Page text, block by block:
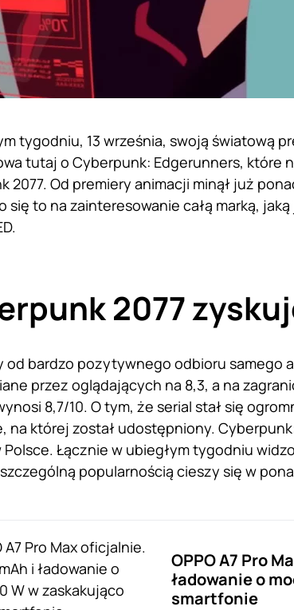
tygodniu, 13 września, swoją światową
tutaj o Cyberpunk: Edgerunners, które
2077. Od premiery animacji minął już
się to na zainteresowanie całą marką,
2077
od bardzo pozytywnego odbioru samego
przez oglądających na 8,3, a na
8,7/10. O tym, że serial stał się
na której został udostępniony.
Polsce. Łącznie w ubiegłym tygodniu
popularnością cieszy się w
OPPO A7 Pro
ładowanie o
smartfonie